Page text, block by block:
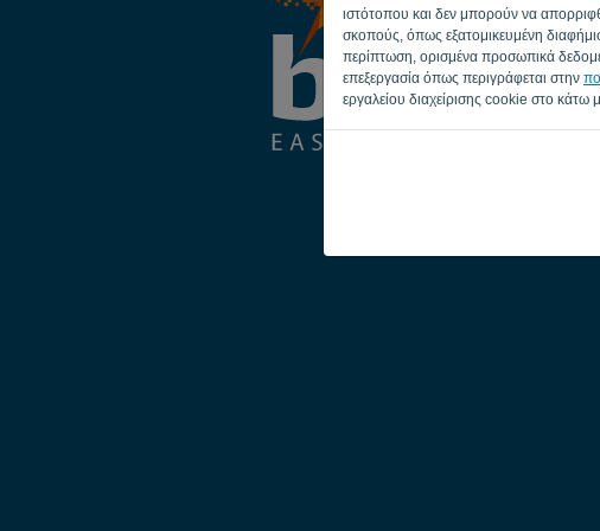
ιστότοπου και δεν μπορούν να
σκοπούς, όπως εξατομικευμένη
περίπτωση, ορισμένα προσωπικά
επεξεργασία όπως περιγράφεται στην
εργαλείου διαχείρισης cookie στο κάτω